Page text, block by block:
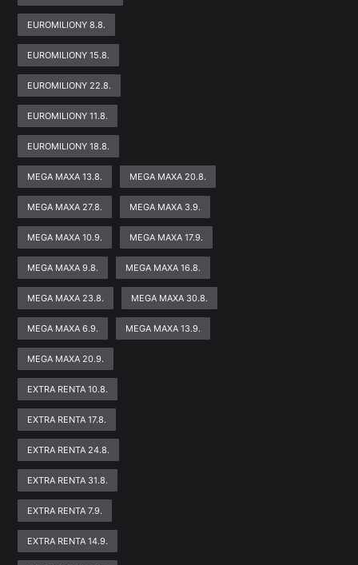
EUROMILIONY 8.8.
EUROMILIONY 15.8.
EUROMILIONY 22.8.
EUROMILIONY 11.8.
EUROMILIONY 18.8.
MEGA MAXA 13.8. MEGA MAXA 20.8.
MEGA MAXA 27.8. MEGA MAXA 3.9.
MEGA MAXA 10.9. MEGA MAXA 17.9.
MEGA MAXA 9.8. MEGA MAXA 16.8.
MEGA MAXA 23.8. MEGA MAXA 30.8.
MEGA MAXA 6.9. MEGA MAXA 13.9.
MEGA MAXA 20.9.
EXTRA RENTA 10.8.
EXTRA RENTA 17.8.
EXTRA RENTA 24.8.
EXTRA RENTA 31.8.
EXTRA RENTA 7.9.
EXTRA RENTA 14.9.